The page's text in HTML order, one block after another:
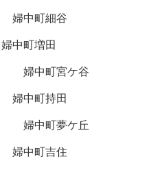
婦中町細谷
婦中町増田
婦中町宮ケ谷
婦中町持田
婦中町夢ケ丘
婦中町吉住